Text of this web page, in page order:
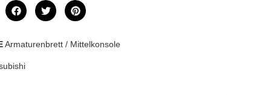
Armaturenbrett / Mittelkonsole